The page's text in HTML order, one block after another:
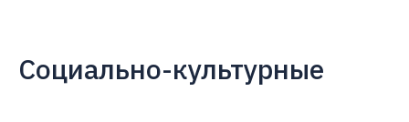
Социально-культурные